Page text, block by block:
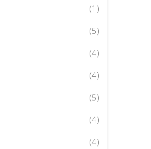
(1)
(5)
(4)
(4)
(5)
(4)
(4)